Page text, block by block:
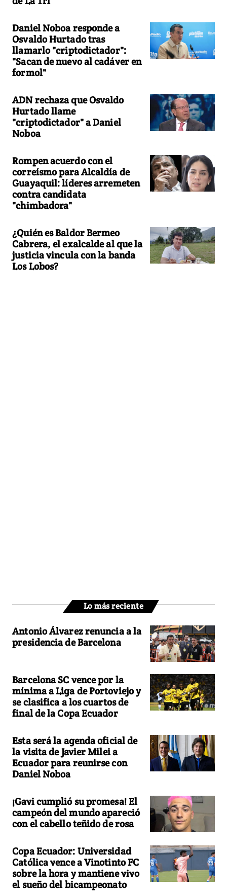
Daniel Noboa responde a
Osvaldo Hurtado tras
llamarlo "criptodictador":
"Sacan de nuevo al cadáver en
formol"
ADN rechaza que Osvaldo
Hurtado llame
"criptodictador" a Daniel
Noboa
Rompen acuerdo con el
correísmo para Alcaldía de
Guayaquil: líderes arremeten
contra candidata
"chimbadora"
¿Quién es Baldor Bermeo
Cabrera, el exalcalde al que la
justicia vincula con la banda
Los Lobos?
Lo más reciente
Antonio Álvarez renuncia a la
presidencia de Barcelona
Barcelona SC vence por la
mínima a Liga de Portoviejo y
se clasifica a los cuartos de
final de la Copa Ecuador
Esta será la agenda oficial de
la visita de Javier Milei a
Ecuador para reunirse con
Daniel Noboa
¡Gavi cumplió su promesa! El
campeón del mundo apareció
con el cabello teñido de rosa
Copa Ecuador: Universidad
Católica vence a Vinotinto FC
sobre la hora y mantiene vivo
el sueño del bicampeonato